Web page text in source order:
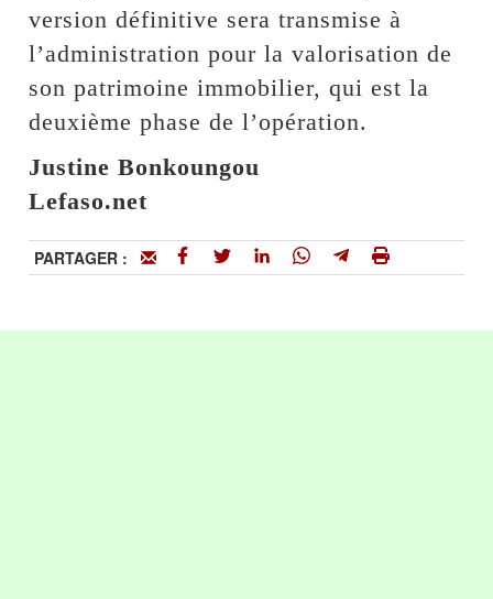
version définitive sera transmise à
l’administration pour la valorisation de
son patrimoine immobilier, qui est la
deuxième phase de l’opération.
Justine Bonkoungou
Lefaso.net
PARTAGER :